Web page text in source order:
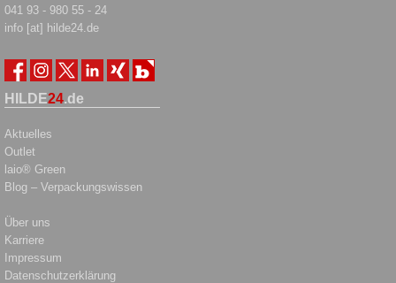
041 93 - 980 55 - 24
info [at] hilde24.de
HILDE24.de
Aktuelles
Outlet
laio® Green
Blog – Verpackungswissen
Über uns
Karriere
Impressum
Datenschutzerklärung